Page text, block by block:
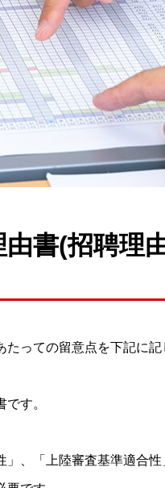
書(招聘理
っての留意点を下記に記
す。
、「上陸審査基準適合